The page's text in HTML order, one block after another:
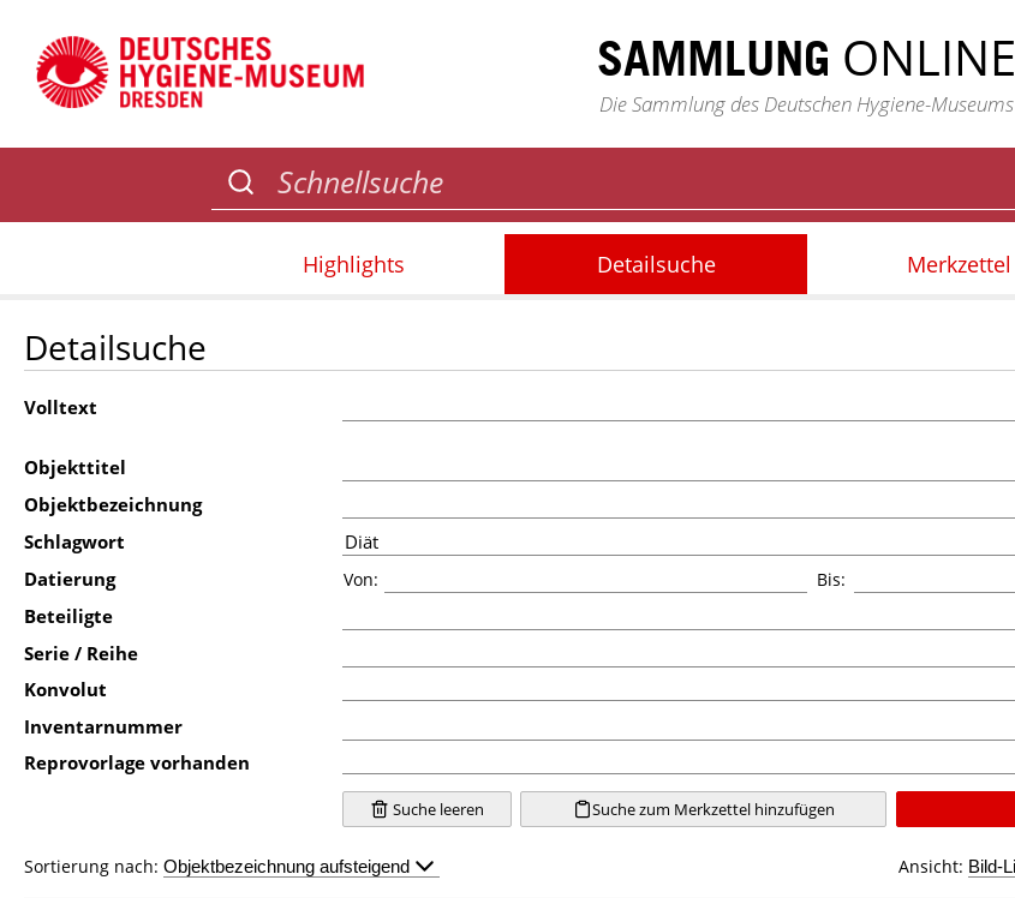
SAMMLUNG ONLINE
Die Sammlung des Deutschen Hygiene-Museums
Highlights Detailsuche Merkzettel
Detailsuche
Volltext
Objekttitel
Objektbezeichnung
Schlagwort
Datierung
Von: Bis:
Beteiligte
Serie / Reihe
Konvolut
Inventarnummer
Reprovorlage vorhanden
Suche leeren Suche zum Merkzettel hinzufügen
Ansicht:
Sortierung nach: